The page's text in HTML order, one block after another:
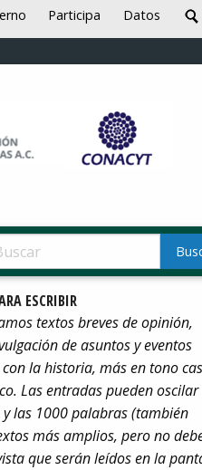
Participa Datos
ESCRIBIR
textos breves de opinión,
de asuntos y eventos
la historia, más en tono
Las entradas pueden oscilar
las 1000 palabras (también
más amplios, pero no
que serán leídos en la